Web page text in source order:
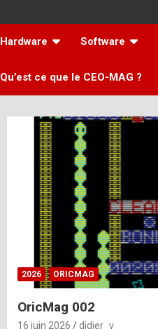
Hardware Software
Qu’est ce que le CEO-MAG ?
2026 ORICMAG
OricMag 002
16 juin 2026 didier_v